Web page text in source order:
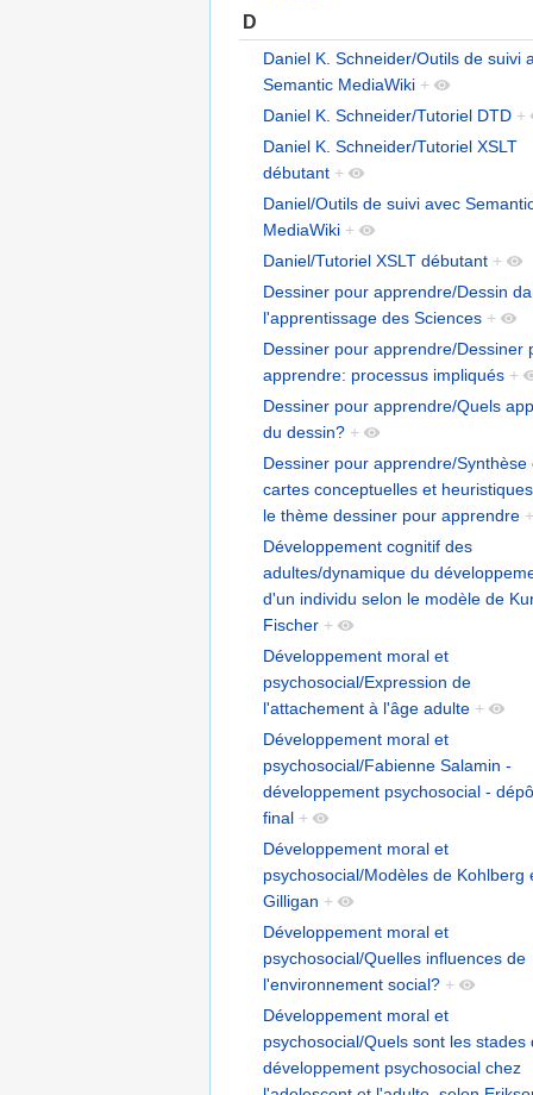
D
Daniel K. Schneider/Outils de suivi
Semantic MediaWiki +
Daniel K. Schneider/Tutoriel DTD +
Daniel K. Schneider/Tutoriel XSLT
débutant +
Daniel/Outils de suivi avec
MediaWiki +
Daniel/Tutoriel XSLT débutant +
Dessiner pour apprendre/Dessin
l'apprentissage des Sciences +
Dessiner pour apprendre/Dessiner
apprendre: processus impliqués +
Dessiner pour apprendre/Quels
du dessin? +
Dessiner pour apprendre/Synthèse
cartes conceptuelles et
le thème dessiner pour apprendre +
Développement cognitif des
adultes/dynamique du
d'un individu selon le modèle de
Fischer +
Développement moral et
psychosocial/Expression de
l'attachement à l'âge adulte +
Développement moral et
psychosocial/Fabienne Salamin -
développement psychosocial -
final +
Développement moral et
psychosocial/Modèles de Kohlberg
Gilligan +
Développement moral et
psychosocial/Quelles influences de
l'environnement social? +
Développement moral et
psychosocial/Quels sont les stades
développement psychosocial chez